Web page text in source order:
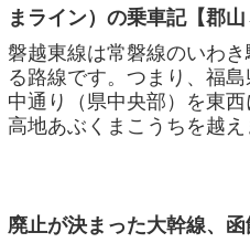
まライン）の乗車記【郡
磐越東線は常磐線のいわ
る路線です。つまり、福
中通り（県中央部）を東
高地あぶくまこうちを越
廃止が決まった大幹線、